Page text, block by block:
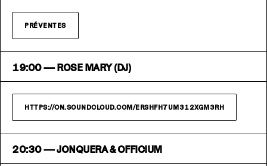
PRÉVENTES
19:00 — ROSE MARY (DJ)
HTTPS://ON.SOUNDCLOUD.COM/ERSHFH7UM312XGM3RH
20:30 — JONQUERA & OFFICIUM